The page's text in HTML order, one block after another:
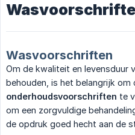
Wasvoorschriften
Om de kwaliteit en levensduur
behouden, is het belangrijk om
onderhoudsvoorschriften te
om een zorgvuldige
de opdruk goed hecht aan de